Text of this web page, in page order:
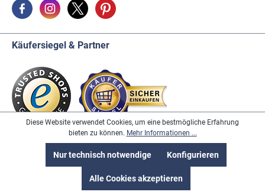
Käufersiegel & Partner
* Alle Preise inkl. gesetzl. Mehrwertsteuer zzgl. Versandkosten und ggf.
Nachnahmegebühren, wenn nicht anders angegeben.
Diese Website verwendet Cookies, um eine bestmögliche Erfahrung
bieten zu können. Mehr Informationen ...
Nur technisch notwendige Konfigurieren
Alle Cookies akzeptieren